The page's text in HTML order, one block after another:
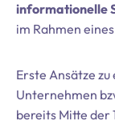
informationelle
im Rahmen
Erste Ansätze
Unternehmen
bereits Mitte der